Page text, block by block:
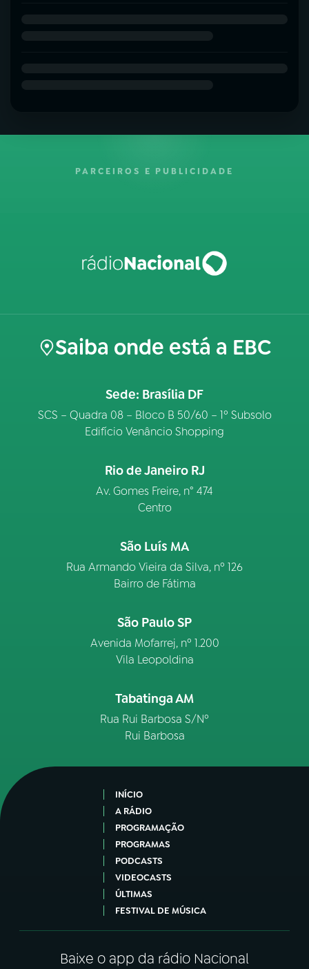
PARCEIROS E PUBLICIDADE
Saiba onde está a EBC
Sede: Brasília DF
SCS – Quadra 08 – Bloco B 50/60 – 1º Subsolo
Edifício Venâncio Shopping
Rio de Janeiro RJ
Av. Gomes Freire, n° 474
Centro
São Luís MA
Rua Armando Vieira da Silva, nº 126
Bairro de Fátima
São Paulo SP
Avenida Mofarrej, nº 1.200
Vila Leopoldina
Tabatinga AM
Rua Rui Barbosa S/Nº
Rui Barbosa
INÍCIO
A RÁDIO
PROGRAMAÇÃO
PROGRAMAS
PODCASTS
VIDEOCASTS
ÚLTIMAS
FESTIVAL DE MÚSICA
Baixe o app da rádio Nacional